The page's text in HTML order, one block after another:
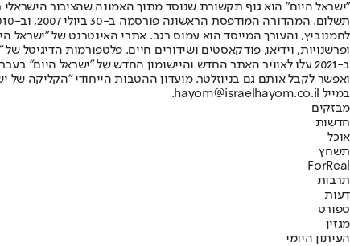
"ישראל היום" הוא גוף תקשורת שנוסד מתוך האמונה שהציבור הישראלי
ופרשנויות, וידיאו, פודקאסטים ושידורים חיים. פלטפורמות הדיגיטל
ב-2021 עלו לאוויר האתר החדש והיישומון החדש של "ישראל
ואפשר לקבל אותם גם בניוזלטר. מועדון ההטבות הייחודי "הקליקה של
במייל hayom@israelhayom.co.il.
מבזקים
חדשות
אוכל
תשחץ
ForReal
תרבות
דעות
ספורט
מגזין
העיתון היומי